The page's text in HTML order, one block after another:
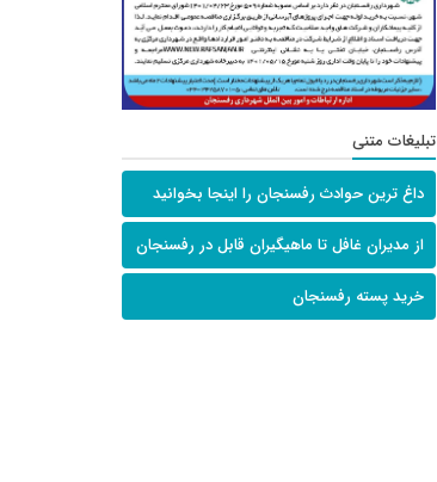
تبلیغات متنی
داغ ترین حوادث رفسنجان را اینجا بخوانید
از مدیران غافل تا ماهیگیران قابل در رفسنجان
خرید پسته رفسنجان